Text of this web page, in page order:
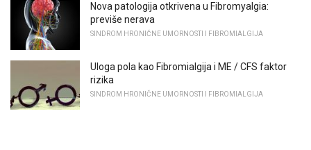
Nova patologija otkrivena u Fibromyalgia:
previše nerava
SINDROM HRONIČNE UMORNOSTI I FIBROMIALGIJA
Uloga pola kao Fibromialgija i ME / CFS faktor
rizika
SINDROM HRONIČNE UMORNOSTI I FIBROMIALGIJA